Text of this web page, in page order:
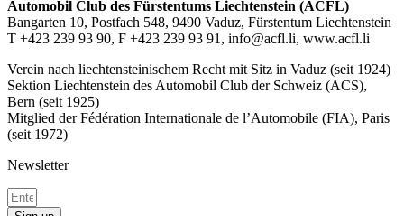
Automobil Club des Fürstentums Liechtenstein (ACFL)
Bangarten 10, Postfach 548, 9490 Vaduz, Fürstentum Liechtenstein
T +423 239 93 90, F +423 239 93 91, info@acfl.li, www.acfl.li
Verein nach liechtensteinischem Recht mit Sitz in Vaduz (seit 1924)
Sektion Liechtenstein des Automobil Club der Schweiz (ACS),
Bern (seit 1925)
Mitglied der Fédération Internationale de l’Automobile (FIA), Paris
(seit 1972)
Newsletter